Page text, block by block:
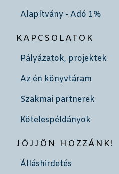
Alapítvány - Adó 1%
KAPCSOLATOK
Pályázatok, projektek
Az én könyvtáram
Szakmai partnerek
Kötelespéldányok
JÖJJÖN HOZZÁNK!
Álláshirdetés